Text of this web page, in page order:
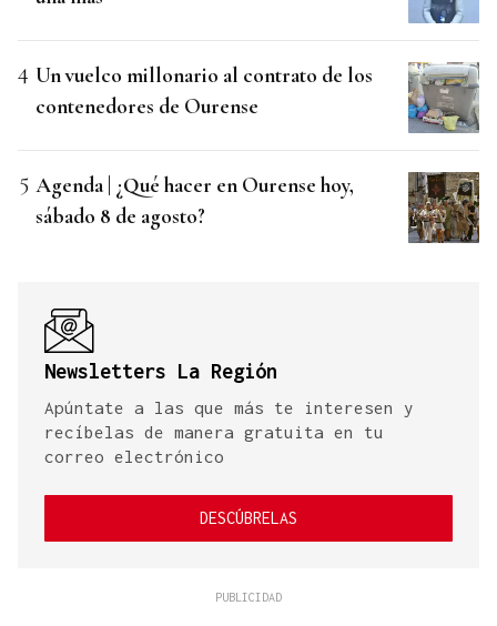
Un vuelco millonario al contrato de los
contenedores de Ourense
Agenda | ¿Qué hacer en Ourense hoy,
sábado 8 de agosto?
Newsletters La Región
Apúntate a las que más te interesen y
recíbelas de manera gratuita en tu
correo electrónico
DESCÚBRELAS